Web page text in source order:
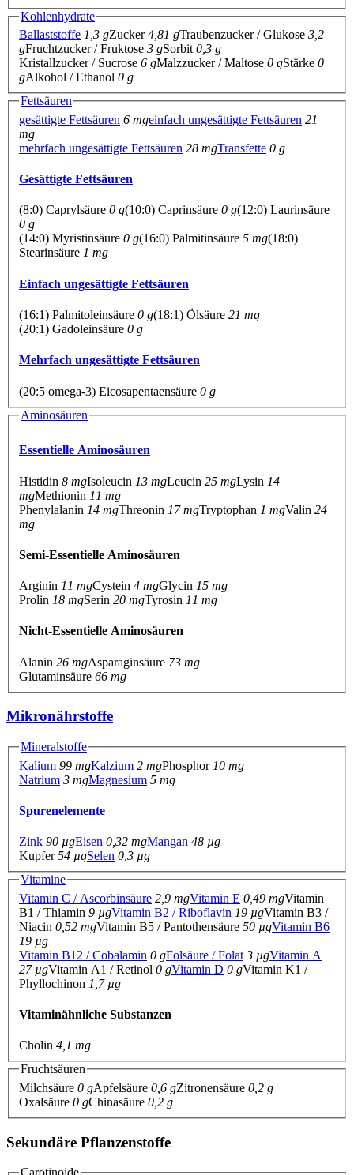
Kohlenhydrate
Ballaststoffe 1,3 gZucker4,81 gTraubenzucker / Glukose 3,2
gFruchtzucker / Fruktose 3 gSorbit 0,3 g
Kristallzucker / Sucrose 6 gMalzzucker / Maltose 0 gStärke 0
gAlkohol / Ethanol 0 g
Fettsäuren
gesättigte Fettsäuren 6 mgeinfach ungesättigte Fettsäuren 21
mg
mehrfach ungesättigte Fettsäuren 28 mgTransfette 0 g
Gesättigte Fettsäuren
(8:0) Caprylsäure 0 g(10:0) Caprinsäure 0 g(12:0) Laurinsäure
0 g
(14:0) Myristinsäure 0 g(16:0) Palmitinsäure 5 mg(18:0)
Stearinsäure 1 mg
Einfach ungesättigte Fettsäuren
(16:1) Palmitoleinsäure 0 g(18:1) Ölsäure 21 mg
(20:1) Gadoleinsäure 0 g
Mehrfach ungesättigte Fettsäuren
(20:5 omega-3) Eicosapentaensäure 0 g
Aminosäuren
Essentielle Aminosäuren
Histidin 8 mgIsoleucin 13 mgLeucin 25 mgLysin 14
mgMethionin 11 mg
Phenylalanin 14 mgThreonin 17 mgTryptophan 1 mgValin 24
mg
Semi-Essentielle Aminosäuren
Arginin 11 mgCystein 4 mgGlycin 15 mg
Prolin 18 mgSerin 20 mgTyrosin 11 mg
Nicht-Essentielle Aminosäuren
Alanin 26 mgAsparaginsäure 73 mg
Glutaminsäure 66 mg
Mikronährstoffe
Mineralstoffe
Kalium 99 mgKalzium 2 mgPhosphor 10 mg
Natrium 3 mgMagnesium 5 mg
Spurenelemente
Zink 90 µgEisen 0,32 mgMangan 48 µg
Kupfer54 µgSelen 0,3 µg
Vitamine
Vitamin C / Ascorbinsäure 2,9 mgVitamin E 0,49 mgVitamin
B1 / Thiamin 9 µgVitamin B2 / Riboflavin 19 µgVitamin B3 /
Niacin 0,52 mgVitamin B5 / Pantothensäure 50 µgVitamin B6
19 µg
Vitamin B12 / Cobalamin 0 gFolsäure / Folat 3 µgVitamin A
27 µgVitamin A1 / Retinol 0 gVitamin D 0 gVitamin K1 /
Phyllochinon 1,7 µg
Vitaminähnliche Substanzen
Cholin 4,1 mg
Fruchtsäuren
Milchsäure 0 gApfelsäure 0,6 gZitronensäure 0,2 g
Oxalsäure 0 gChinasäure 0,2 g
Sekundäre Pflanzenstoffe